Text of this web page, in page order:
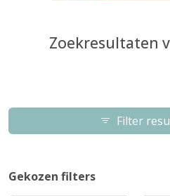
Zoekresultaten
Filter
Gekozen filters